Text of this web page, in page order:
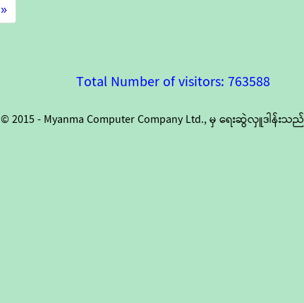
»
Total Number of visitors: 763588
© 2015 - Myanma Computer Company Ltd., မှ ရေးဆွဲလှူဒါန်းသည်